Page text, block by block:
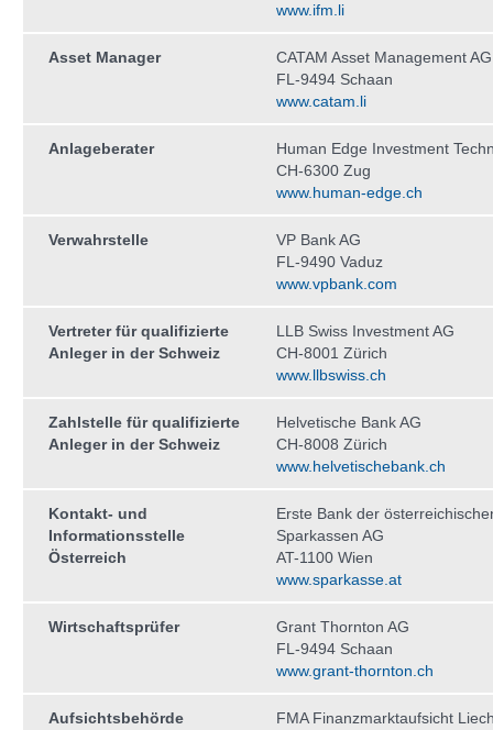
www.ifm.li
Asset Manager
CATAM Asset Management AG
FL-9494 Schaan
www.catam.li
Anlageberater
Human Edge Investment
CH-6300 Zug
www.human-edge.ch
Verwahrstelle
VP Bank AG
FL-9490 Vaduz
www.vpbank.com
Vertreter für qualifizierte
Anleger in der Schweiz
LLB Swiss Investment AG
CH-8001 Zürich
www.llbswiss.ch
Zahlstelle für qualifizierte
Anleger in der Schweiz
Helvetische Bank AG
CH-8008 Zürich
www.helvetischebank.ch
Kontakt- und
Informationsstelle
Österreich
Erste Bank der
Sparkassen AG
AT-1100 Wien
www.sparkasse.at
Wirtschaftsprüfer
Grant Thornton AG
FL-9494 Schaan
www.grant-thornton.ch
Aufsichtsbehörde
FMA Finanzmarktaufsicht